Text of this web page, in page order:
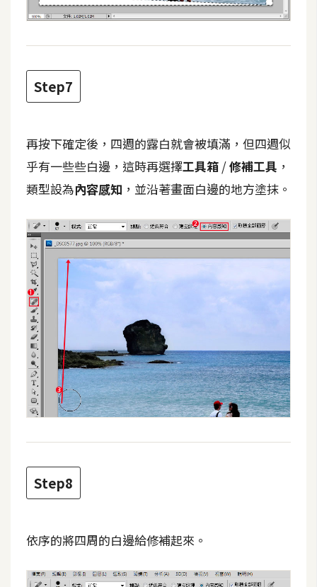
設
計
端
H
T
L
/
C
S
S
J
a
v
a
S
i
p
t
U
I
Step7
再按下確定後，四週的露白就會被填滿，但四週似
乎有一些些白邊，這時再選擇工具箱 /修補工具 ，
類型設為內容感知 ，並沿著畫面白邊的地方塗抹。
Step8
依序的將四周的白邊給修補起來。